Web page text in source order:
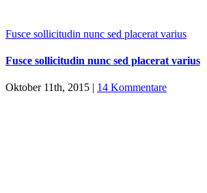
Fusce sollicitudin nunc sed placerat varius
Fusce sollicitudin nunc sed placerat varius
Oktober 11th, 2015 14 Kommentare